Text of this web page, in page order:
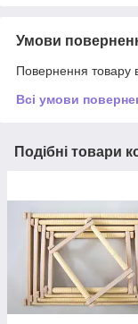
Умови
Повернення товару
Всі умови
Подібні товари